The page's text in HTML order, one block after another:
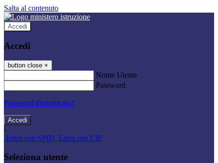
Salta al contenuto
Accedi
Accedi
button close ×
Nome Utente
Password
Password dimenticata?
-
Entra con SPID Entra con CIE
Seleziona utente